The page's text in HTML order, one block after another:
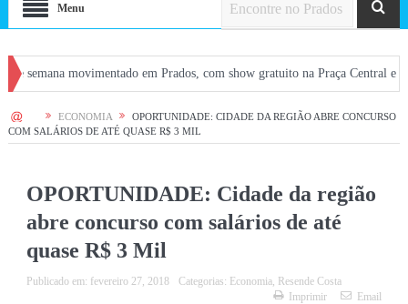
Menu
movimentado em Prados, com show gratuito na Praça Central e atrações em
HOME ECONOMIA
OPORTUNIDADE: CIDADE DA REGIÃO ABRE CONCURSO
COM SALÁRIOS DE ATÉ QUASE R$ 3 MIL
OPORTUNIDADE: Cidade da região
abre concurso com salários de até
quase R$ 3 Mil
Publicado em: fevereiro 27, 2018 Categorias: Economia, Resende Costa
Imprimir
Email